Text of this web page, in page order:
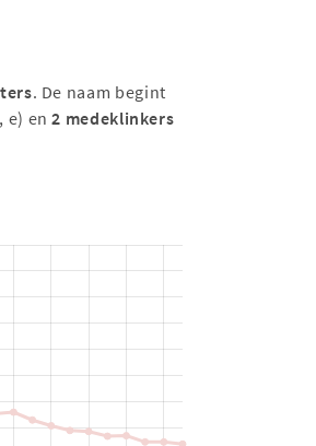
. De naam begint
e) en2 medeklinkers